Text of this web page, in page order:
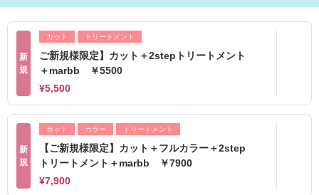
新
規
カット トリートメント
ご新規様限定】カット＋2stepトリートメント
＋marbb ￥5500
¥5,500
新
規
カット カラー トリートメント
【ご新規様限定】カット＋フルカラー＋2step
トリートメント＋marbb ￥7900
¥7,900